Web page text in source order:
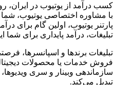
کسب درآمد از یوتیوب در ایران،
با مشاوره اختصاصی یوتیوب،
پارتنر یوتیوب، اولین گام برای
تبلیغات، درآمد پایداری برای شما
تبلیغات برندها و اسپانسرها،
فروش خدمات یا محصولات
سازماندهی وبینار و سری
تبدیل می‌کند.